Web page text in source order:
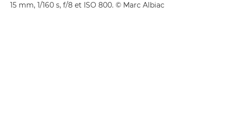
15 mm, 1/160 s, f/8 et ISO 800. © Marc Albiac